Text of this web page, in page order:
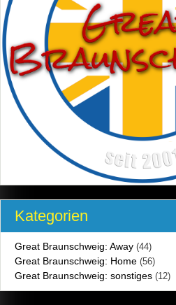
Kategorien
Great Braunschweig: Away (44)
Great Braunschweig: Home (56)
Great Braunschweig: sonstiges (12)